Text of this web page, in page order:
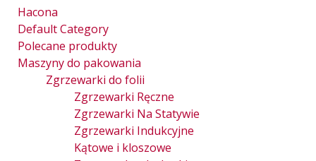
Hacona
Default Category
Polecane produkty
Maszyny do pakowania
Zgrzewarki do folii
Zgrzewarki Ręczne
Zgrzewarki Na Statywie
Zgrzewarki Indukcyjne
Kątowe i kloszowe